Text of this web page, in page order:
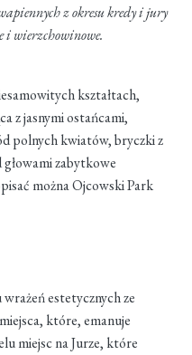
z okresu kredy i jury
i wierzchowinowe.
kształtach,
z jasnymi ostańcami,
polnych kwiatów, bryczki z
zabytkowe
można Ojcowski Park
estetycznych ze
które, emanuje
miejsc na Jurze, które